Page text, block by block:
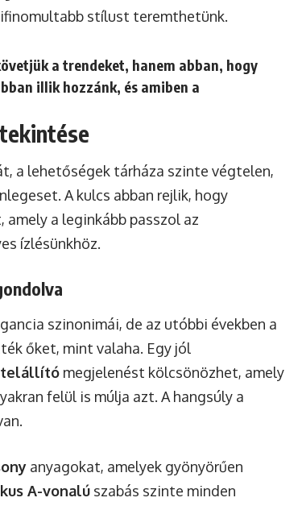
stílust teremthetünk.
a trendeket, hanem abban, hogy
illik hozzánk, és amiben a
a lehetőségek tárháza szinte végtelen,
A kulcs abban rejlik, hogy
a leginkább passzol az
ízlésünkhöz.
szinonimái, de az utóbbi években a
őket, mint valaha. Egy jól
megjelenést kölcsönözhet, amely
felül is múlja azt. A hangsúly a
anyagokat, amelyek gyönyörűen
A-vonalú szabás szinte minden